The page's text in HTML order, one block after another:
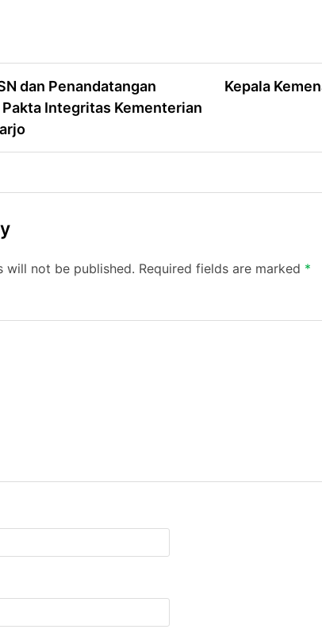
dan Penandatangan
Integritas Kementerian
Kepala
will not be published. Required fields are marked *